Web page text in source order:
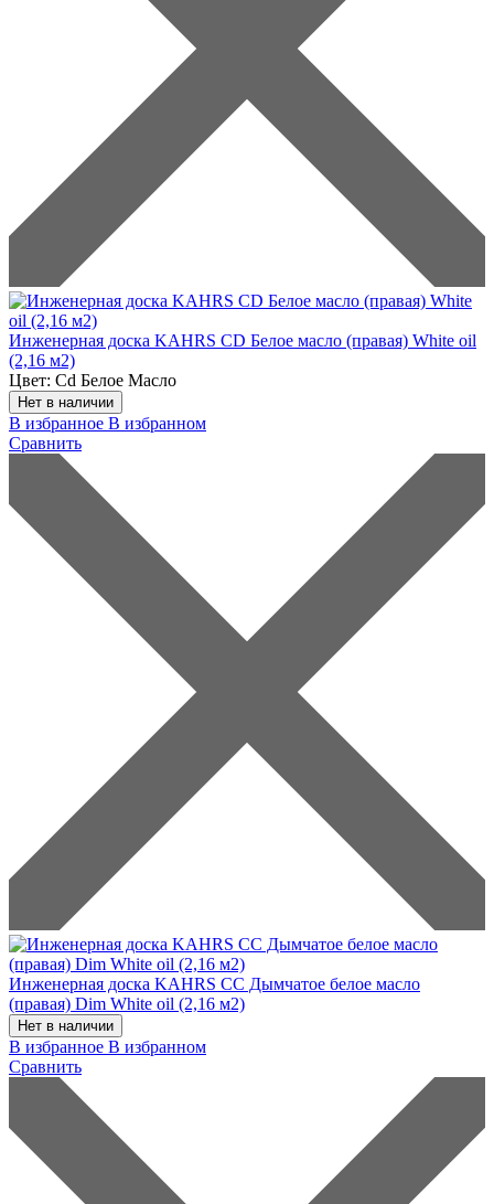
Инженерная доска KAHRS CD Белое масло (правая) White oil
(2,16 м2)
Цвет: Cd Белое Масло
Нет в наличии
В избранное В избранном
Сравнить
Инженерная доска KAHRS CC Дымчатое белое масло
(правая) Dim White oil (2,16 м2)
Нет в наличии
В избранное В избранном
Сравнить